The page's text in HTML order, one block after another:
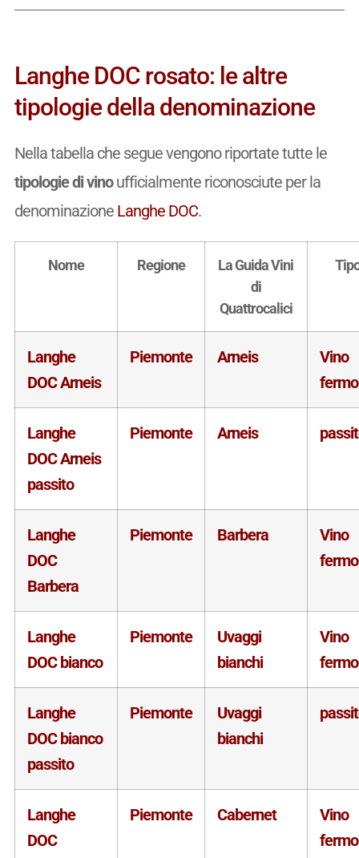
Langhe DOC rosato: le altre
tipologie della denominazione
Nella tabella che segue vengono riportate tutte le
tipologie di vinoufficialmente riconosciute per la
denominazione Langhe DOC.
Nome Regione
La Guida Vini
di
Quattrocalici
Langhe
DOC Arneis
Piemonte Arneis
Vino
fermo
Langhe
DOC Arneis
passito
Piemonte Arneis
Langhe
DOC
Barbera
Piemonte Barbera
Vino
fermo
Langhe
DOC bianco
Piemonte
Uvaggi
bianchi
Vino
fermo
Langhe
DOC bianco
passito
Piemonte
Uvaggi
bianchi
Langhe
DOC
Piemonte Cabernet
Vino
fermo